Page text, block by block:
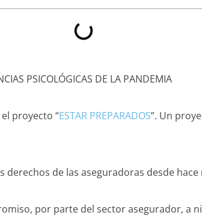
PSICOLÓGICAS DE LA PANDEMIA
proyecto “ESTAR PREPARADOS”. Un
derechos de las aseguradoras desde hace
por parte del sector asegurador, a